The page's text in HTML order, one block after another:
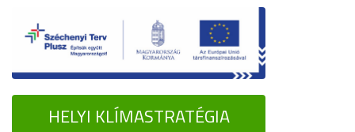
HELYI KLÍMASTRATÉGIA